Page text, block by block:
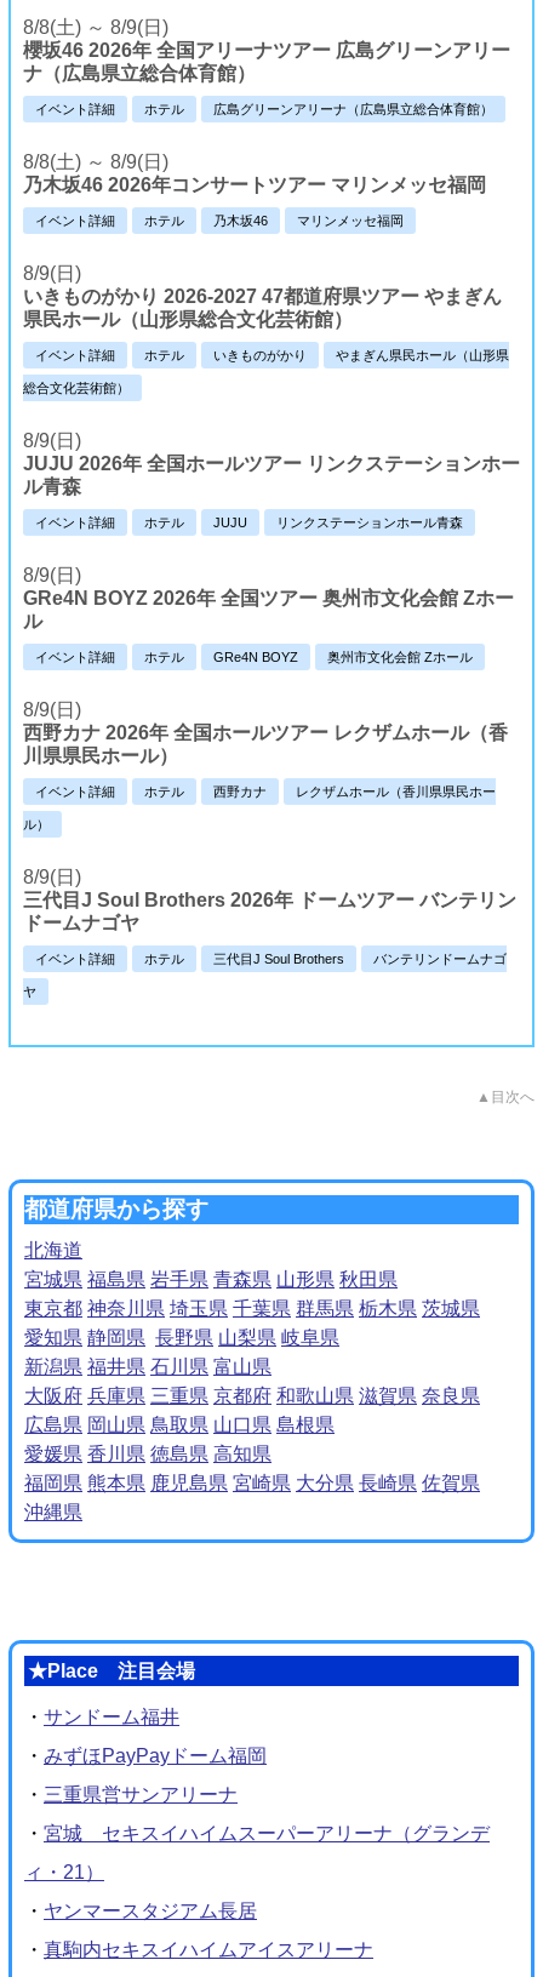
8/8(土) ～ 8/9(日)
櫻坂46 2026年 全国アリーナツアー 広島グリーンアリー
ナ（広島県立総合体育館）
イベント詳細 ホテル 広島グリーンアリーナ（広島県立総合体育館）
8/8(土) ～ 8/9(日)
乃木坂46 2026年コンサートツアー マリンメッセ福岡
イベント詳細 ホテル 乃木坂46 マリンメッセ福岡
8/9(日)
いきものがかり 2026-2027 47都道府県ツアー やまぎん
県民ホール（山形県総合文化芸術館）
イベント詳細 ホテル いきものがかり やまぎん県民ホール（山形県
総合文化芸術館）
8/9(日)
JUJU 2026年 全国ホールツアー リンクステーションホー
ル青森
イベント詳細 ホテル JUJU リンクステーションホール青森
8/9(日)
GRe4N BOYZ 2026年 全国ツアー 奥州市文化会館 Zホー
ル
イベント詳細 ホテル GRe4N BOYZ 奥州市文化会館 Zホール
8/9(日)
西野カナ 2026年 全国ホールツアー レクザムホール（香
川県県民ホール）
イベント詳細 ホテル 西野カナ レクザムホール（香川県県民ホー
ル）
8/9(日)
三代目J Soul Brothers 2026年 ドームツアー バンテリン
ドームナゴヤ
イベント詳細 ホテル 三代目J Soul Brothers バンテリンドームナゴ
ヤ
▲目次へ
都道府県から探す
北海道
宮城県 福島県 岩手県 青森県 山形県 秋田県
東京都 神奈川県 埼玉県 千葉県 群馬県 栃木県 茨城県
愛知県 静岡県 長野県 山梨県 岐阜県
新潟県 福井県 石川県 富山県
大阪府 兵庫県 三重県 京都府 和歌山県 滋賀県 奈良県
広島県 岡山県 鳥取県 山口県 島根県
愛媛県 香川県 徳島県 高知県
福岡県 熊本県 鹿児島県 宮崎県 大分県 長崎県 佐賀県
沖縄県
★Place 注目会場
・ サンドーム福井
・ みずほPayPayドーム福岡
・ 三重県営サンアリーナ
・ 宮城 セキスイハイムスーパーアリーナ（グランデ
ィ・21）
・ ヤンマースタジアム長居
・ 真駒内セキスイハイムアイスアリーナ